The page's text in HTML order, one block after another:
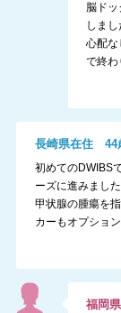
脳ド
しま
心配な
で終わ
長崎県在住 44
初めてのDWIBS
ーズに進みまし
甲状腺の腫瘍を
カーもオプショ
福岡県